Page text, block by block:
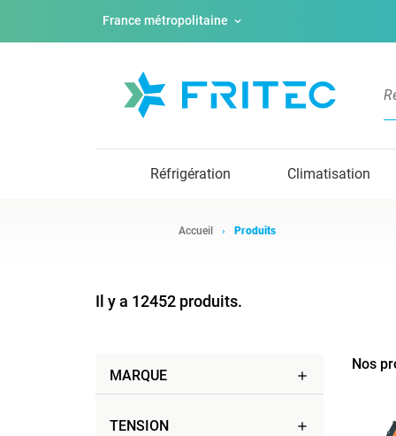
France métropolitaine
Réfrigération Climatisation
Accueil Produits
Il y a 12452 produits.
MARQUE add
TENSION add
Nos